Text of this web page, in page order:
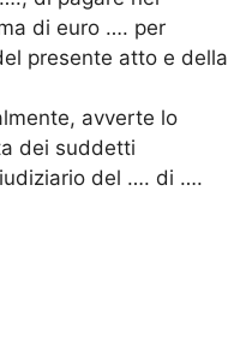
di euro …. per
presente atto e della
avverte lo
dei suddetti
del …. di ….